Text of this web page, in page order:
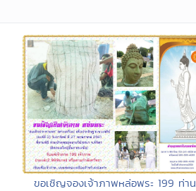
ขอเชิญจองเจ้าภาพหล่อพระ 199 ท่าน